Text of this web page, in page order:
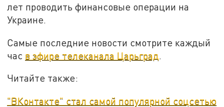
лет проводить финансовые операции на
Украине.
Самые последние новости смотрите каждый
час в эфире телеканала Царьград
Читайте также:
"ВКонтакте" стал самой популярной соцсетью